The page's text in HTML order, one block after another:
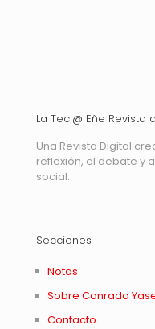
La Tecl@ Eñe Revista
Una Revista Digital
reflexión, el debate y
social.
Secciones
Notas
Sobre Conrado
Contacto